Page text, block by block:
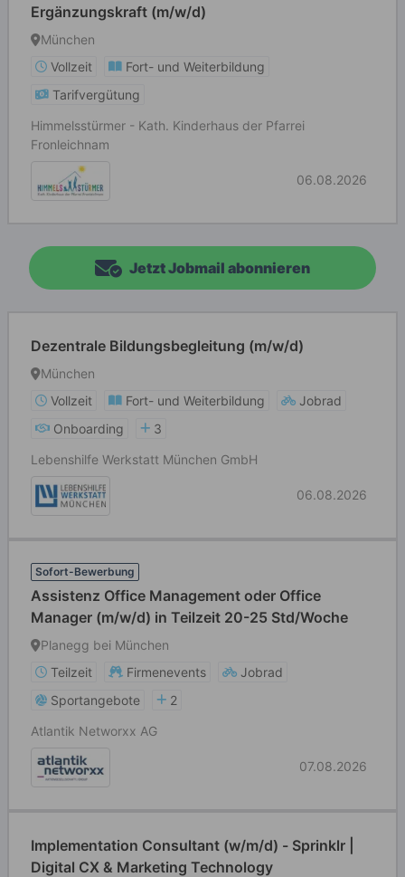
Ergänzungskraft (m/w/d)
München
Vollzeit
Fort- und Weiterbildung
Tarifvergütung
Himmelsstürmer - Kath. Kinderhaus der Pfarrei
Fronleichnam
06.08.2026
Jetzt Jobmail abonnieren
Dezentrale Bildungsbegleitung (m/w/d)
München
Vollzeit
Fort- und Weiterbildung
Jobrad
Onboarding
3
Lebenshilfe Werkstatt München GmbH
06.08.2026
Sofort-Bewerbung
Assistenz Office Management oder Office
Manager (m/w/d) in Teilzeit 20-25 Std/Woche
Planegg bei München
Teilzeit
Firmenevents
Jobrad
Sportangebote
2
Atlantik Networxx AG
07.08.2026
Implementation Consultant (w/m/d) - Sprinklr |
Digital CX & Marketing Technology